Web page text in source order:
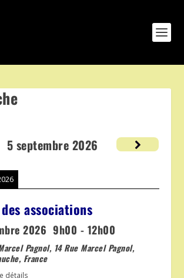
5 septembre 2026
associations
2026 9h00 - 12h00
Pagnol, 14 Rue Marcel Pagnol,
France
détails